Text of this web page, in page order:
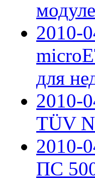
2010-
для
2010-
TÜV
2010-
ПС